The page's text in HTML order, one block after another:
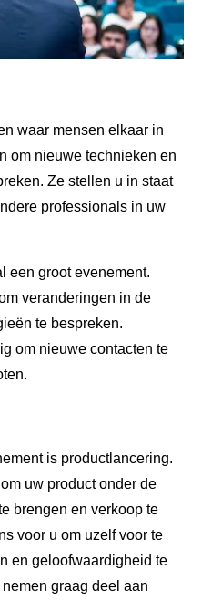
waar mensen elkaar in
om nieuwe technieken en
Ze stellen u in staat
professionals in uw
een groot evenement.
veranderingen in de
te bespreken.
om nieuwe contacten te
is productlancering.
uw product onder de
brengen en verkoop te
voor u om uzelf voor te
en geloofwaardigheid te
graag deel aan